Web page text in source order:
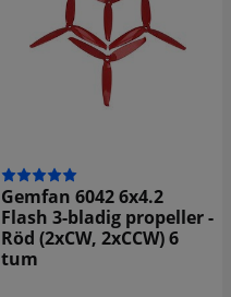
Gemfan 6042 6x4.2
Flash 3-bladig propeller -
Röd (2xCW, 2xCCW) 6
tum